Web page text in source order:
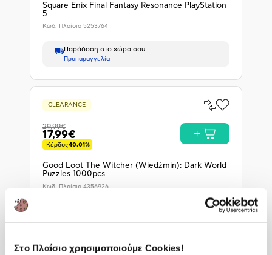
Στο Πλαίσιο χρησιμοποιούμε Cookies!
Square Enix Final Fantasy Resonance PlayStation
5
Κωδ. Πλαίσιο 5253764
Παράδοση στο χώρο σου
Προπαραγγελία
CLEARANCE
Σύγκρινέ
Προσθήκη
Αγαπημένα
29,99€
17,99€
Κέρδος40,01%
Good Loot The Witcher (Wiedźmin): Dark World
Puzzles 1000pcs
Κωδ. Πλαίσιο 4356926